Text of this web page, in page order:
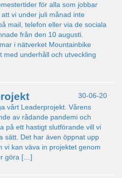
för alla som jobbar
vi under juli månad inte
mail, telefon eller via de sociala
från den 10 augusti.
i nätverket Mountainbike
med underhåll och utveckling
30-06-20
vårt Leaderprojekt. Vårens
av rådande pandemi och
på ett hastigt slutförande vill vi
sätt. Det har även öppnat upp
vi kan väva in projektet genom
göra […]